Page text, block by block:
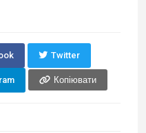
Twitter
Копіювати